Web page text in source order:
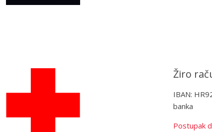
Žiro
IBAN:
banka
Postupak